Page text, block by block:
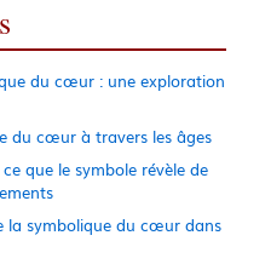
du cœur : une exploration
du cœur à travers les âges
que le symbole révèle de
la symbolique du cœur dans